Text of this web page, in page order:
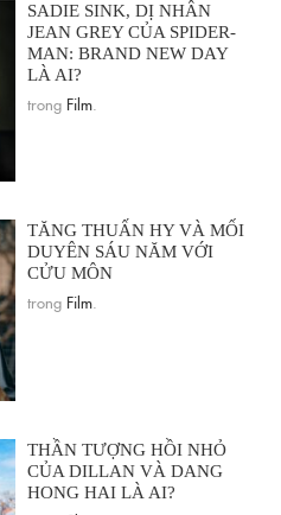
SADIE SINK, DỊ NHÂN
JEAN GREY CỦA SPIDER-
MAN: BRAND NEW DAY
LÀ AI?
trong Film
TĂNG THUẤN HY VÀ MỐI
DUYÊN SÁU NĂM VỚI
CỬU MÔN
trong Film
THẦN TƯỢNG HỒI NHỎ
CỦA DILLAN VÀ DANG
HONG HAI LÀ AI?